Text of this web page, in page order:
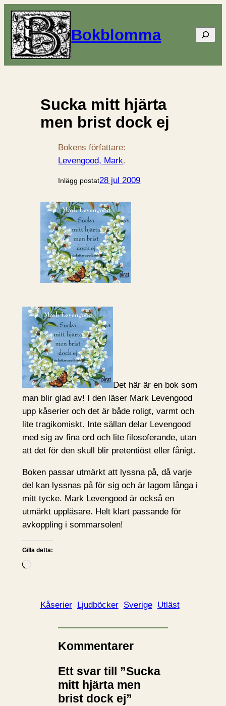
Bokblomma Sök
Sucka mitt hjärta
men brist dock ej
Bokens författare:
Levengood, Mark.
Inlägg postat28 jul 2009
Det här är en bok som
man blir glad av! I den läser Mark Levengood
upp kåserier och det är både roligt, varmt och
lite tragikomiskt. Inte sällan delar Levengood
med sig av fina ord och lite filosoferande, utan
att det för den skull blir pretentiöst eller fånigt.
Boken passar utmärkt att lyssna på, då varje
del kan lyssnas på för sig och är lagom långa i
mitt tycke. Mark Levengood är också en
utmärkt uppläsare. Helt klart passande för
avkoppling i sommarsolen!
Gilla detta:
L
Kåserier Ljudböcker Sverige Utläst
Kommentarer
Ett svar till ”Sucka
mitt hjärta men
brist dock ej”